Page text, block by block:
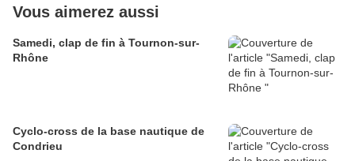
Vous aimerez aussi
Samedi, clap de fin à Tournon-sur-
Rhône
Cyclo-cross de la base nautique de
Condrieu